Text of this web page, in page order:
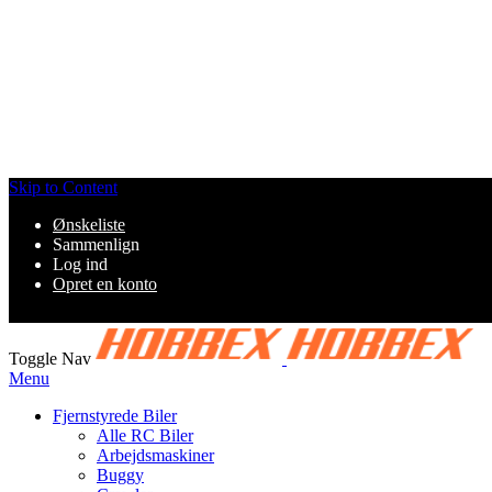
Skip to Content
Ønskeliste
Sammenlign
Log ind
Opret en konto
Toggle Nav
Menu
Fjernstyrede Biler
Alle RC Biler
Arbejdsmaskiner
Buggy